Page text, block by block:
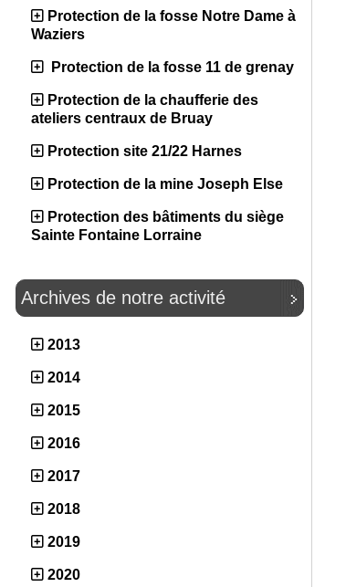
Protection de la fosse Notre Dame à
Waziers
Protection de la fosse 11 de grenay
Protection de la chaufferie des
ateliers centraux de Bruay
Protection site 21/22 Harnes
Protection de la mine Joseph Else
Protection des bâtiments du siège
Sainte Fontaine Lorraine
Archives de notre activité
2013
2014
2015
2016
2017
2018
2019
2020